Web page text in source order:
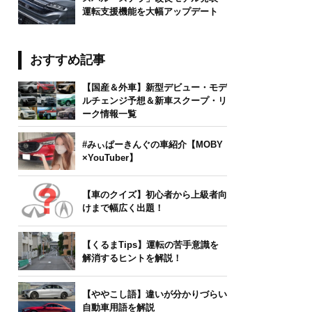
運転支援機能を大幅アップデート
おすすめ記事
【国産＆外車】新型デビュー・モデ
ルチェンジ予想＆新車スクープ・リ
ーク情報一覧
#みぃぱーきんぐの車紹介【MOBY
×YouTuber】
【車のクイズ】初心者から上級者向
けまで幅広く出題！
【くるまTips】運転の苦手意識を
解消するヒントを解説！
【ややこし語】違いが分かりづらい
自動車用語を解説